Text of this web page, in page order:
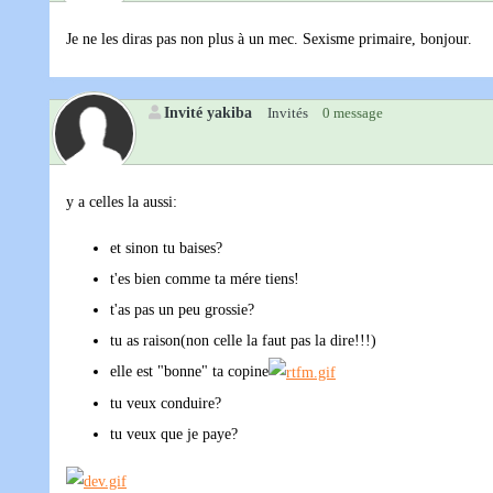
Je ne les diras pas non plus à un mec. Sexisme primaire, bonjour.
Invité yakiba Invités 0 message
y a celles la aussi:
et sinon tu baises?
t'es bien comme ta mére tiens!
t'as pas un peu grossie?
tu as raison(non celle la faut pas la dire!!!)
elle est "bonne" ta copine
tu veux conduire?
tu veux que je paye?